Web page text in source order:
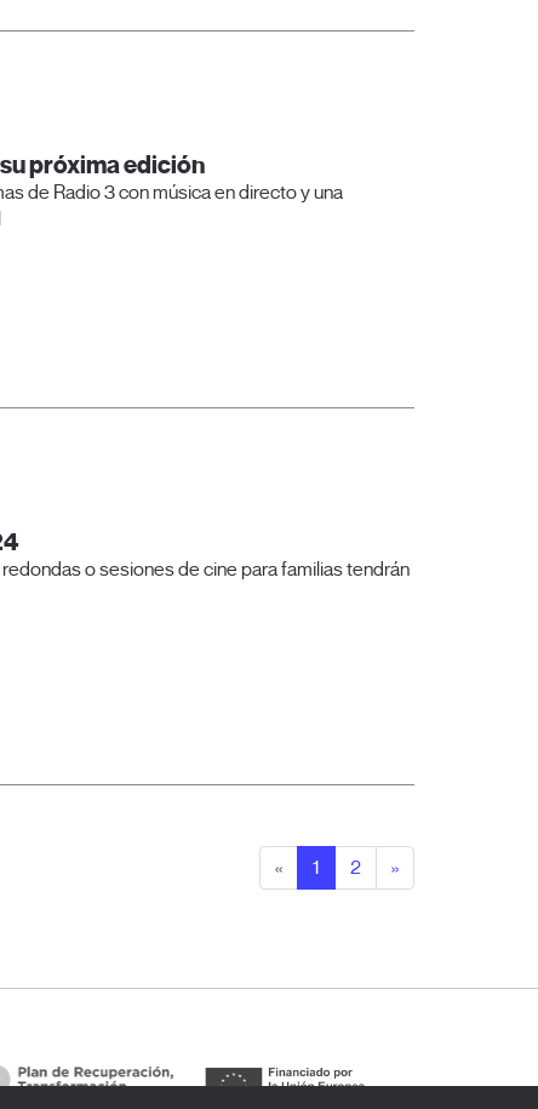
próxima edición
de Radio 3 con música en directo y una
o sesiones de cine para familias tendrán
« 1 2 »